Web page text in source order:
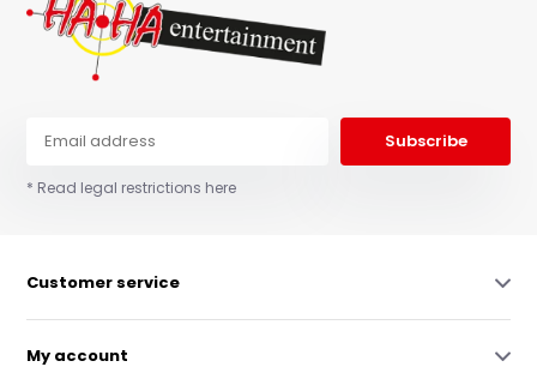
Subscribe
* Read legal restrictions here
Customer service
My account